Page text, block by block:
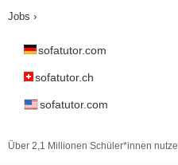
Jobs ›
sofatutor.com
sofatutor.ch
sofatutor.com
Über 2,1 Millionen Schüler*innen